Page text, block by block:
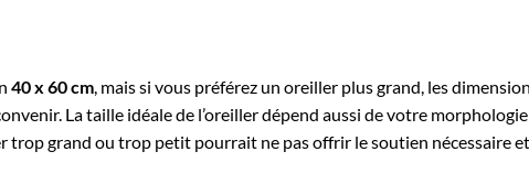
40 x 60 cm, mais si vous préférez un oreiller plus grand, les
La taille idéale de l’oreiller dépend aussi de votre
trop grand ou trop petit pourrait ne pas offrir le soutien nécessaire et